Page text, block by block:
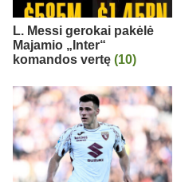
L. Messi gerokai pakėlė
Majamio „Inter“
komandos vertę (10)